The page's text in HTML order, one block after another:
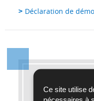
Ce site utilise
nécessaires à
Déclaration de
Pour en